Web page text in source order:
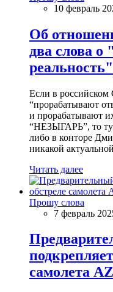
10 февраль
Об
два слова
реальность"
Если в российском
“прорабатывают
и прорабатывают
“НЕЗЫГАРЬ”, то
либо в конторе
никакой
Читать далее
Прошу слова
7 февраль
самолета